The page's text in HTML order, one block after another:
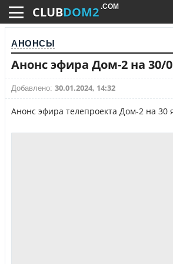
CLUBDOM2 .COM
АНОНСЫ
Анонс эфира Дом-2 на 30/
Добавлено: 30.01.2024, 14:32
Анонс эфира телепроекта Дом-2 на 30